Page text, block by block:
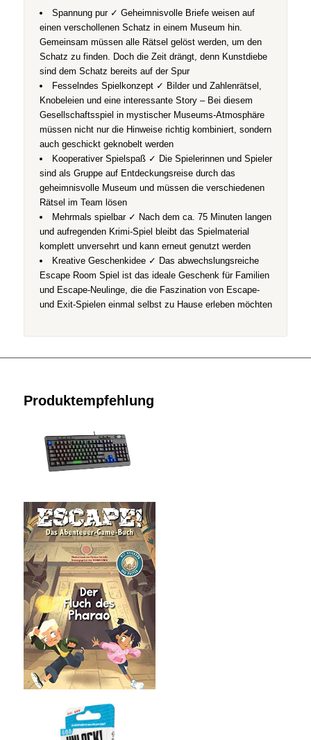
Spannung pur ✓ Geheimnisvolle Briefe weisen auf
einen verschollenen Schatz in einem Museum hin.
Gemeinsam müssen alle Rätsel gelöst werden, um den
Schatz zu finden. Doch die Zeit drängt, denn Kunstdiebe
sind dem Schatz bereits auf der Spur
Fesselndes Spielkonzept ✓ Bilder und Zahlenrätsel,
Knobeleien und eine interessante Story – Bei diesem
Gesellschaftsspiel in mystischer Museums-Atmosphäre
müssen nicht nur die Hinweise richtig kombiniert, sondern
auch geschickt geknobelt werden
Kooperativer Spielspaß ✓ Die Spielerinnen und Spieler
sind als Gruppe auf Entdeckungsreise durch das
geheimnisvolle Museum und müssen die verschiedenen
Rätsel im Team lösen
Mehrmals spielbar ✓ Nach dem ca. 75 Minuten langen
und aufregenden Krimi-Spiel bleibt das Spielmaterial
komplett unversehrt und kann erneut genutzt werden
Kreative Geschenkidee ✓ Das abwechslungsreiche
Escape Room Spiel ist das ideale Geschenk für Familien
und Escape-Neulinge, die die Faszination von Escape-
und Exit-Spielen einmal selbst zu Hause erleben möchten
Produktempfehlung